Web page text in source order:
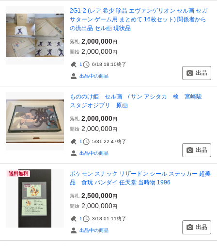
2G1-2 (レア 希少 珍品 エヴァンゲリオン セル画 セガ
サターン ゲーム用 まとめて 16枚セット) 関係者から
の流出品 セル画 現状品
落札 2,000,000円
開始 2,000,000円
1 6/18 18:10終了
出品中の商品 出品
もののけ姫 セル画 / サン アシタカ 検 宮崎駿
スタジオジブリ 原画
落札 2,000,000円
開始 2,000,000円
1 5/31 22:47終了
出品中の商品 出品
送料無料
ポケモン スナック リザードン シール ステッカー 超美
品 食玩 バンダイ 任天堂 当時物 1996
落札 2,500,000円
開始 2,000,000円
1 3/18 01:11終了
出品中の商品 出品